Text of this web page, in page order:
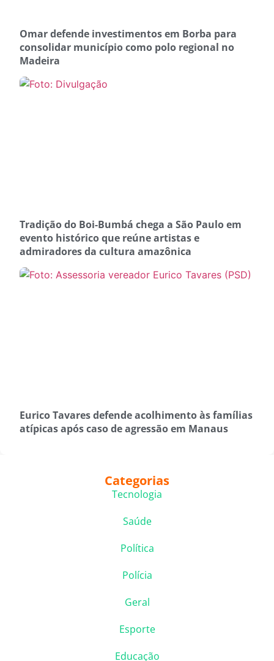
Omar defende investimentos em Borba para
consolidar município como polo regional no
Madeira
Tradição do Boi-Bumbá chega a São Paulo em
evento histórico que reúne artistas e
admiradores da cultura amazônica
Eurico Tavares defende acolhimento às famílias
atípicas após caso de agressão em Manaus
Categorias
Tecnologia
Saúde
Política
Polícia
Geral
Esporte
Educação